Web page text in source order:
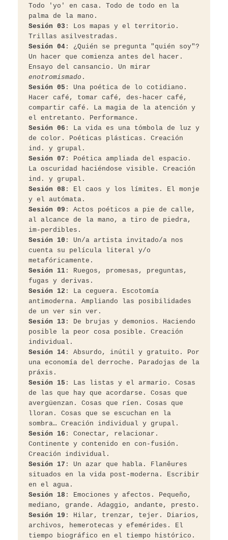
Todo 'yo' en casa. Todo de todo en la
palma de la mano.
Sesión 03 : Los mapas y el territorio.
Trillas asilvestradas.
Sesión 04: ¿Quién se pregunta "quién soy"?
Un hacer que comienza antes del hacer.
enotromismado .
Sesión 05 : Una poética de lo cotidiano.
Hacer café, tomar café, des-hacer café,
compartir café. La magia de la atención y
el entretanto. Performance.
Sesión 06 : La vida es una tómbola de luz y
de color. Poéticas plásticas. Creación
ind. y grupal.
Sesión 07 : Poética ampliada del espacio.
La oscuridad haciéndose visible. Creación
ind. y grupal.
Sesión 08 : El caos y los límites. El monje
y el autómata.
Sesión 09 : Actos poéticos a pie de calle,
al alcance de la mano, a tiro de piedra,
im-perdibles.
Sesión 10 : Un/a artista invitado/a nos
cuenta su película literal y/o
metafóricamente.
Sesión 11: Ruegos, promesas, preguntas,
fugas y derivas.
Sesión 12 : La ceguera. Escotomía
antimoderna. Ampliando las posibilidades
de un ver sin ver.
Sesión 13 : De brujas y demonios. Haciendo
posible la peor cosa posible. Creación
individual.
Sesión 14: Absurdo, inútil y gratuito. Por
una economía del derroche. Paradojas de la
práxis.
Sesión 15 : Las listas y el armario. Cosas
de las que hay que acordarse. Cosas que
avergüenzan. Cosas que ríen. Cosas que
lloran. Cosas que se escuchan en la
sombra… Creación individual y grupal.
Sesión 16 : Conectar, relacionar.
Continente y contenido en con-fusión.
Creación individual.
Sesión 17 : Un azar que habla. Flanêures
situados en la vida post-moderna. Escribir
en el agua.
Sesión 18 : Emociones y afectos. Pequeño,
mediano, grande. Adaggio, andante, presto.
Sesión 19 : Hilar, trenzar, tejer. Diarios,
archivos, hemerotecas y efemérides. El
tiempo biográfico en el tiempo histórico.